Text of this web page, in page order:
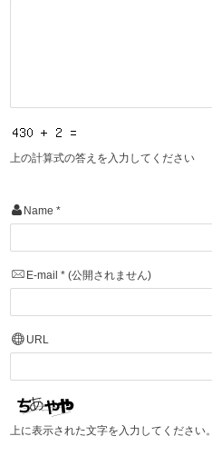
上の計算式の答えを入力してください
Name *
E-mail * (公開されません)
URL
上に表示された文字を入力してください。